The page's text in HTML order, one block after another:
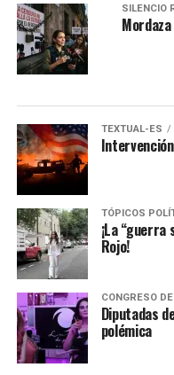
SILENCIO
TEXTUAL-ES
TÓPICOS
¡La
Rojo!
CONGRESO
Diputadas
polémica